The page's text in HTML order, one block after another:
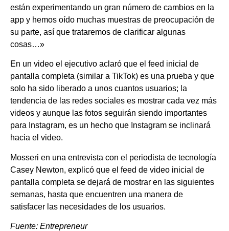
están experimentando un gran número de cambios en la
app y hemos oído muchas muestras de preocupación de
su parte, así que trataremos de clarificar algunas
cosas…»
En un video el ejecutivo aclaró que el feed inicial de
pantalla completa (similar a TikTok) es una prueba y que
solo ha sido liberado a unos cuantos usuarios; la
tendencia de las redes sociales es mostrar cada vez más
videos y aunque las fotos seguirán siendo importantes
para Instagram, es un hecho que Instagram se inclinará
hacia el video.
Mosseri en una entrevista con el periodista de tecnología
Casey Newton, explicó que el feed de video inicial de
pantalla completa se dejará de mostrar en las siguientes
semanas, hasta que encuentren una manera de
satisfacer las necesidades de los usuarios.
Fuente: Entrepreneur